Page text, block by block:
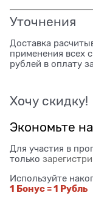
Уточнения
Доставка
применения всех
рублей в оплату
Хочу скидку!
Экономьте
Для участия в
только
Используйте
1 Бонус = 1 Рубль